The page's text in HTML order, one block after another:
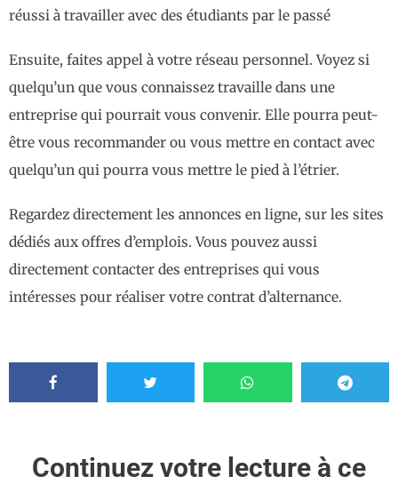
réussi à travailler avec des étudiants par le passé
Ensuite, faites appel à votre réseau personnel. Voyez si
quelqu’un que vous connaissez travaille dans une
entreprise qui pourrait vous convenir. Elle pourra peut-
être vous recommander ou vous mettre en contact avec
quelqu’un qui pourra vous mettre le pied à l’étrier.
Regardez directement les annonces en ligne, sur les sites
dédiés aux offres d’emplois. Vous pouvez aussi
directement contacter des entreprises qui vous
intéresses pour réaliser votre contrat d’alternance.
Continuez votre lecture à ce